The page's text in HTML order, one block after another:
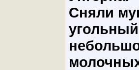
Сняли
угольный